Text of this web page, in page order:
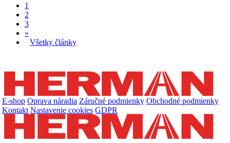
1
2
3
»
Všetky články
E-shop Oprava náradia Záručné podmienky Obchodné podmienky
Kontakt Nastavenie cookies GDPR